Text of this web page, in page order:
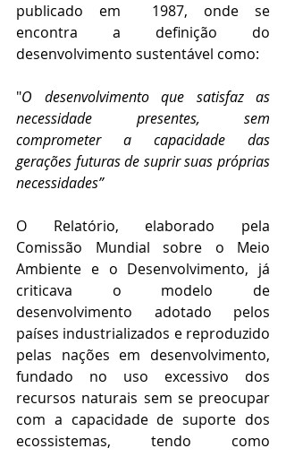
publicado em  1987, onde se
encontra a definição do
desenvolvimento sustentável como:
"O desenvolvimento que satisfaz as
necessidade presentes, sem
comprometer a capacidade das
gerações futuras de suprir suas próprias
necessidades”
O Relatório, elaborado pela
Comissão Mundial sobre o Meio
Ambiente e o Desenvolvimento, já
criticava o modelo de
desenvolvimento adotado pelos
países industrializados e reproduzido
pelas nações em desenvolvimento,
fundado no uso excessivo dos
recursos naturais sem se preocupar
com a capacidade de suporte dos
ecossistemas, tendo como